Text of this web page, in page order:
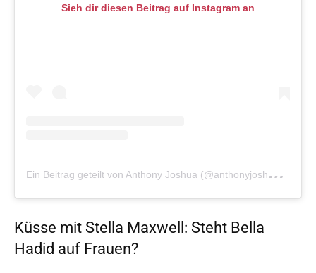
Sieh dir diesen Beitrag auf Instagram an
E
in Beitrag geteilt von Anthony Joshua (@anthonyjoshua)
Küsse mit Stella Maxwell: Steht Bella
Hadid auf Frauen?